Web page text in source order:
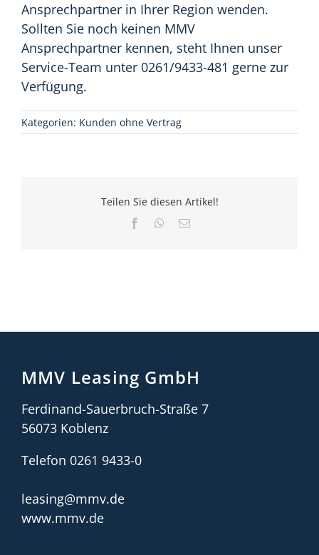
Ansprechpartner in Ihrer Region wenden.
Sollten Sie noch keinen MMV
Ansprechpartner kennen, steht Ihnen unser
Service-Team unter 0261/9433-481 gerne zur
Verfügung.
Kategorien: Kunden ohne Vertrag
Teilen Sie diesen Artikel!
FacebookWhatsApp
E-
MMV Leasing GmbH
Ferdinand-Sauerbruch-Straße 7
56073 Koblenz
Telefon 0261 9433-0
leasing@mmv.de
www.mmv.de